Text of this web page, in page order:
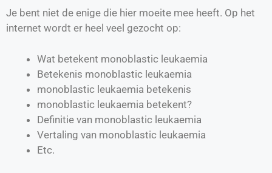
Je bent niet de enige die hier moeite mee heeft. Op het
internet wordt er heel veel gezocht op:
Wat betekent monoblastic leukaemia
Betekenis monoblastic leukaemia
monoblastic leukaemia betekenis
monoblastic leukaemia betekent?
Definitie van monoblastic leukaemia
Vertaling van monoblastic leukaemia
Etc.